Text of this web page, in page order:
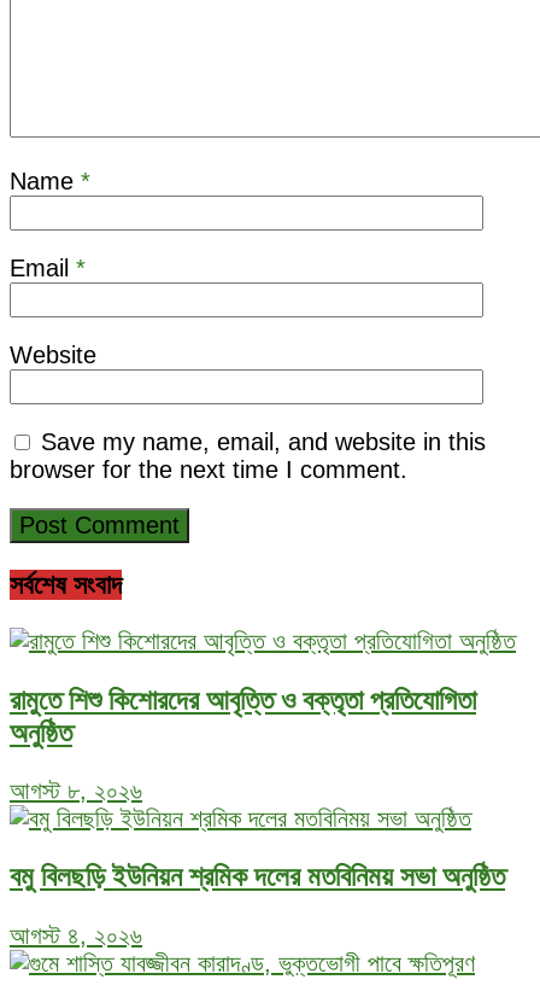
Name *
Email *
Website
Save my name, email, and website in this
browser for the next time I comment.
সর্বশেষ সংবাদ
রামুতে শিশু কিশোরদের আবৃত্তি ও বক্তৃতা প্রতিযোগিতা
অনুষ্ঠিত
আগস্ট ৮, ২০২৬
বমু বিলছড়ি ইউনিয়ন শ্রমিক দলের মতবিনিময় সভা অনুষ্ঠিত
আগস্ট ৪, ২০২৬